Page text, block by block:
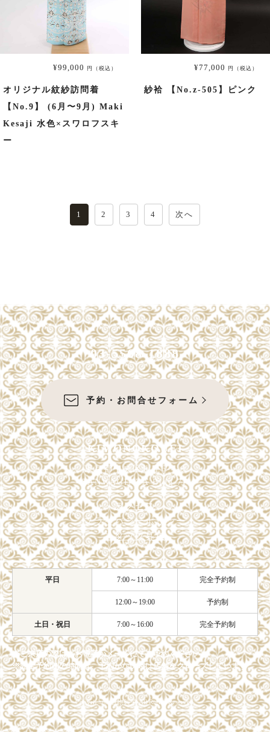
¥99,000 円（税込）
オリジナル紋紗訪問着
【No.9】 (6月〜9月) Maki
Kesaji 水色×スワロフスキ
ー
¥77,000 円（税込）
紗袷 【No.z-505】ピンク
投
の
1 2 3 4 次へ
03-5568-1888
予約・お問合せフォーム
KIMONOKOUEI
東京都中央区銀座6-4-9
SANWAGINZA Bldg 7F
アクセス
プライバシーポリシー
スタッフ募集
平日 7:00～11:00 完全予約制
12:00～19:00 予約制
土日・祝日 7:00～16:00 完全予約制
※ご来店の際は、お電話かメールにてご予約ください。
※完全予約制の時間は、予約がない時は店舗をクローズしています。
Copyright© 着物興栄 All Rights Reserved.